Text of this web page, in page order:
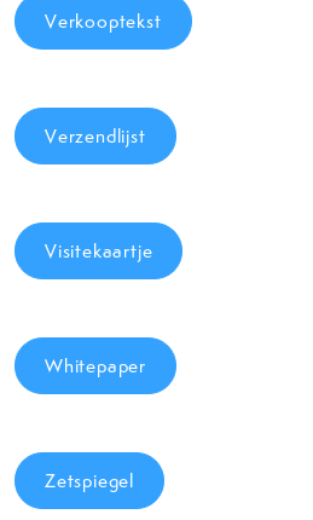
Verkooptekst
Verzendlijst
Visitekaartje
Whitepaper
Zetspiegel